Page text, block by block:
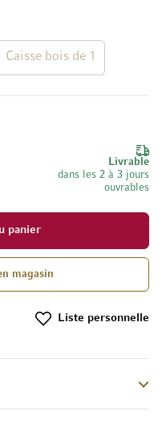
Caisse bois de 1
Livrable
dans les 2 à 3 jours
ouvrables
panier
magasin
Liste personnelle